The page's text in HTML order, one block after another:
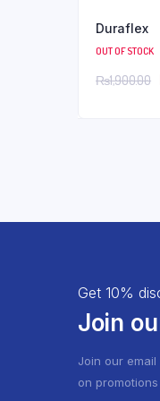
Duraflex
OUT OF STOCK
₨1,900.00
Get 10%
Join
Join our
on